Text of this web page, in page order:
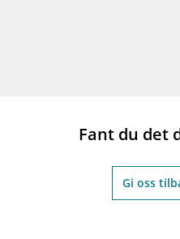
Fant du det
Gi oss